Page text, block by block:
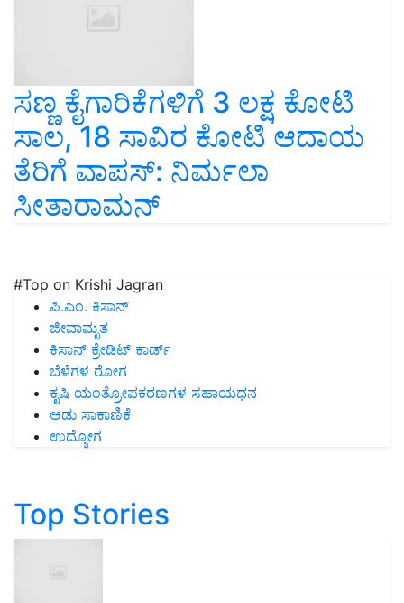
ಸಣ್ಣ ಕೈಗಾರಿಕೆಗಳಿಗೆ 3 ಲಕ್ಷ ಕೋಟಿ
ಸಾಲ, 18 ಸಾವಿರ ಕೋಟಿ ಆದಾಯ
ತೆರಿಗೆ ವಾಪಸ್: ನಿರ್ಮಲಾ
ಸೀತಾರಾಮನ್
#Top on Krishi Jagran
ಪಿ.ಎಂ. ಕಿಸಾನ್
ಜೀವಾಮೃತ
ಕಿಸಾನ್ ಕ್ರೇಡಿಟ್ ಕಾರ್ಡ್
ಬೆಳೆಗಳ ರೋಗ
ಕೃಷಿ ಯಂತ್ರೋಪಕರಣಗಳ ಸಹಾಯಧನ
ಆಡು ಸಾಕಾಣಿಕೆ
ಉದ್ಯೋಗ
Top Stories